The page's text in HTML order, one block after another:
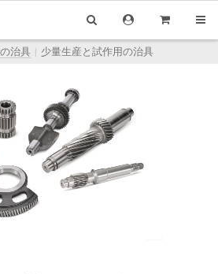
治具 少量生産と試作用の治具